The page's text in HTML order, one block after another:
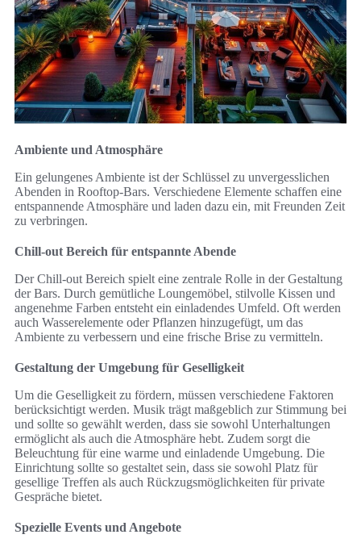
Ambiente und Atmosphäre
Ein gelungenes Ambiente ist der Schlüssel zu unvergesslichen
Abenden in Rooftop-Bars. Verschiedene Elemente schaffen eine
entspannende Atmosphäre und laden dazu ein, mit Freunden Zeit
zu verbringen.
Chill-out Bereich für entspannte Abende
Der Chill-out Bereich spielt eine zentrale Rolle in der Gestaltung
der Bars. Durch gemütliche Loungemöbel, stilvolle Kissen und
angenehme Farben entsteht ein einladendes Umfeld. Oft werden
auch Wasserelemente oder Pflanzen hinzugefügt, um das
Ambiente zu verbessern und eine frische Brise zu vermitteln.
Gestaltung der Umgebung für Geselligkeit
Um die Geselligkeit zu fördern, müssen verschiedene Faktoren
berücksichtigt werden. Musik trägt maßgeblich zur Stimmung bei
und sollte so gewählt werden, dass sie sowohl Unterhaltungen
ermöglicht als auch die Atmosphäre hebt. Zudem sorgt die
Beleuchtung für eine warme und einladende Umgebung. Die
Einrichtung sollte so gestaltet sein, dass sie sowohl Platz für
gesellige Treffen als auch Rückzugsmöglichkeiten für private
Gespräche bietet.
Spezielle Events und Angebote